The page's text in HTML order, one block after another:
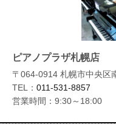
ピアノプラザ札幌店
〒064-0914 札幌市中央区
TEL： 011-531-8857
営業時間：9:30～18:00